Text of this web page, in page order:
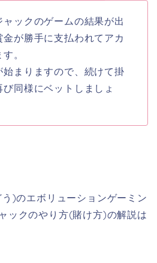
ックのゲームの結果が出
が勝手に支払われてアカ
。
まりますので、続けて掛
同様にベットしましょ
)のエボリューションゲーミン
ックのやり方(賭け方)の解説は